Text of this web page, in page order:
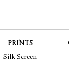
AKIO NAGASAWA
PRINTS
Silk Screen